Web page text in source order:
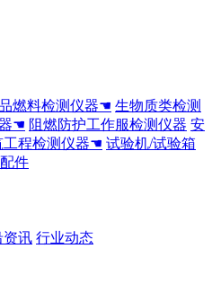
燃料检测仪器☚ 生物质类检测
☚ 阻燃防护工作服检测仪器 安
工程检测仪器☚ 试验机/试验箱
件
资讯 行业动态